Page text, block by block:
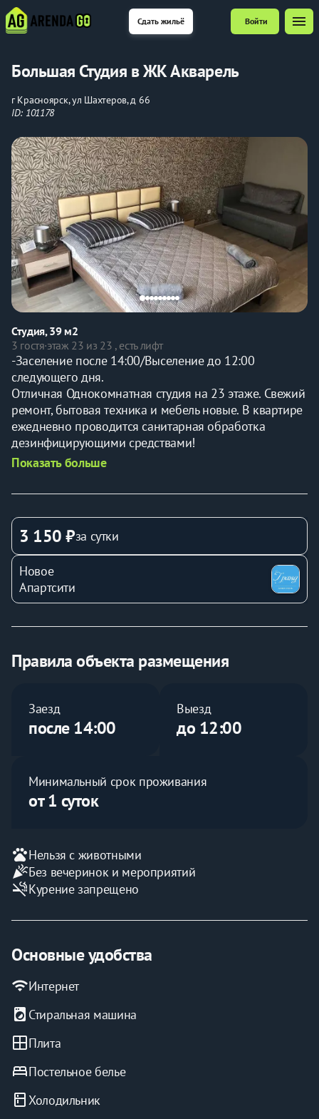
Сдать жильё Войти menu
Большая Студия в ЖК Акварель
г Красноярск, ул Шахтеров, д 66
ID: 101178
Студия, 39 м2
3 гостя·этаж 23 из 23 , есть лифт
-Заселение после 14:00/Выселение до 12:00
следующего дня.
Отличная Однокомнатная студия на 23 этаже. Свежий
ремонт, бытовая техника и мебель новые. В квартире
ежедневно проводится санитарная обработка
дезинфицирующими средствами!
гостей для комфортного проживания !
В стоимость входит WI-FI и кабельное телевидение.
От нас очень удобно добираться в любую точку
города. Рядом автовокзал, краевая больница, ТРЦ
Планета, ТРЦ Июнь, МВДЦ Сибирь, различные
столовые, кафе и рестораны При длительном
проживании мы предлагаем скидки! Точную
менеджера.
Предоставляем документы для отчетности. Наличный
и безналичный расчет. Работаем круглосуточно!
Показать больше
3 150 ₽за сутки
Новое
Апартсити
Правила объекта размещения
Заезд
после 14:00
Выезд
до 12:00
Минимальный срок проживания
от 1 суток
petsНельзя с животными
celebrationБез вечеринок и мероприятий
smoke_freeКурение запрещено
Основные удобства
wifiИнтернет
local_laundry_service Стиральная машина
windowПлита
bedПостельное белье
kitchen Холодильник